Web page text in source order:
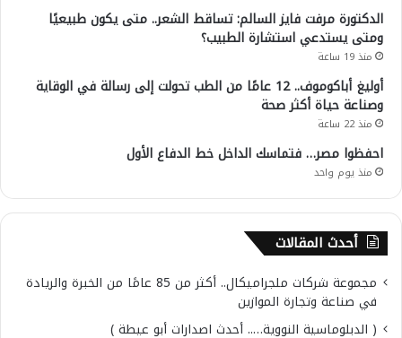
الدكتورة مرفت فايز السالم: تساقط الشعر.. متى يكون طبيعيًا
ومتى يستدعي استشارة الطبيب؟
منذ 19 ساعة
أوليغ أباكوموف.. 12 عامًا من الطب تحولت إلى رسالة في الوقاية
وصناعة حياة أكثر صحة
منذ 22 ساعة
احفظوا مصر… فتماسك الداخل خط الدفاع الأول
منذ يوم واحد
أحدث المقالات
مجموعة شركات ملجراميكال.. أكثر من 85 عامًا من الخبرة والريادة
في صناعة وتجارة الموازين
( الدبلوماسية النووية….. أحدث اصدارات أبو عيطة )